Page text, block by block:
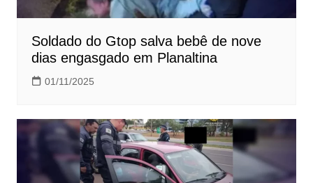
Soldado do Gtop salva bebê de nove
dias engasgado em Planaltina
01/11/2025